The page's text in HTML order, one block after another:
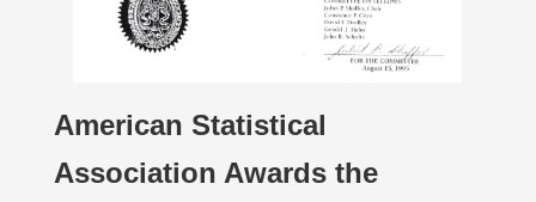
American Statistical
Association Awards the